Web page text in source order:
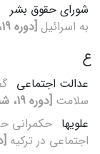
شورای حقوق بشر
به اسرائیل [دوره 19، شماره 71، 1395، صفحه 143-170]
ع
عدالت اجتماعی
سلامت [دوره 19، شماره 74، 1395، صفحه 89-114]
علوی‏ها حکم‏رانی
اجتماعی در ترکیه [دوره